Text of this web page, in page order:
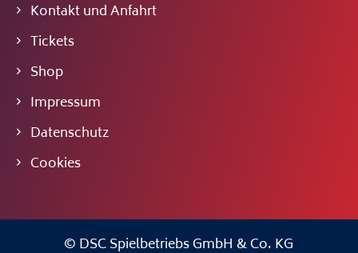
Kontakt und Anfahrt
Tickets
Shop
Impressum
Datenschutz
Cookies
© DSC Spielbetriebs GmbH & Co. KG